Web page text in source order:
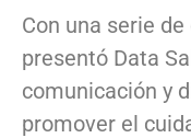
Con una serie
presentó Data
comunicación y
promover el